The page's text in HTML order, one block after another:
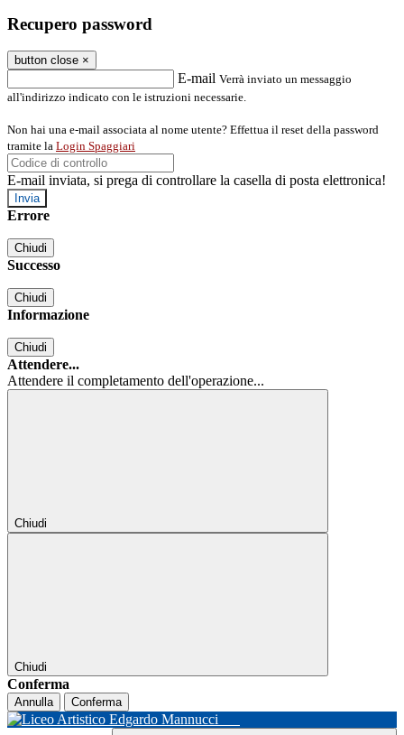
Recupero password
button close ×
E-mail Verrà inviato un messaggio
all'indirizzo indicato con le istruzioni necessarie.
Non hai una e-mail associata al nome utente? Effettua il reset della password
tramite la Login Spaggiari
E-mail inviata, si prega di controllare la casella di posta elettronica!
Errore
Chiudi
Successo
Chiudi
Informazione
Chiudi
Attendere...
Attendere il completamento dell'operazione...
Chiudi
Chiudi
Conferma
Annulla Conferma